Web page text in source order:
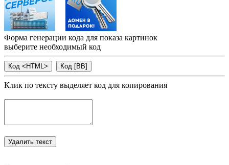
Форма генерации кода для показа картинок
выберите необходимый код
Клик по тексту выделяет код для копирования